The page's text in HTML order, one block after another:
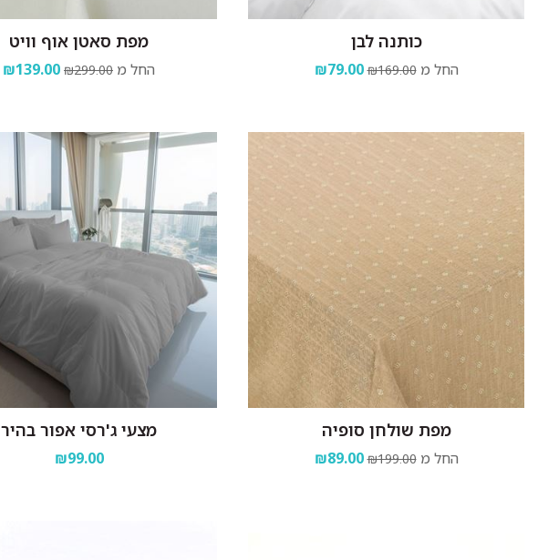
כותנה לבן
החל מ ₪169.00
₪79.00
מפת סאטן אוף וויט
החל מ ₪299.00
₪139.00
מפת שולחן סופיה
החל מ ₪199.00
₪89.00
מצעי ג'רסי אפור בהיר
₪99.00